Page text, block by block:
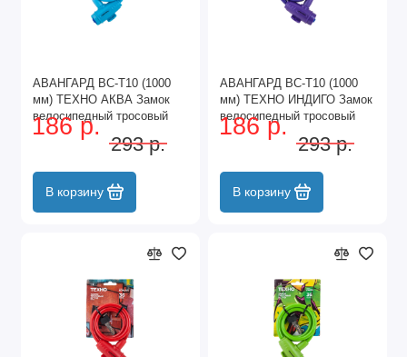
АВАНГАРД ВС-Т10 (1000
мм) ТЕХНО АКВА Замок
велосипедный тросовый
(60,10)
186 р.
293 р.
В корзину
АВАНГАРД ВС-Т10 (1000
мм) ТЕХНО ИНДИГО Замок
велосипедный тросовый
(60,10)
186 р.
293 р.
В корзину